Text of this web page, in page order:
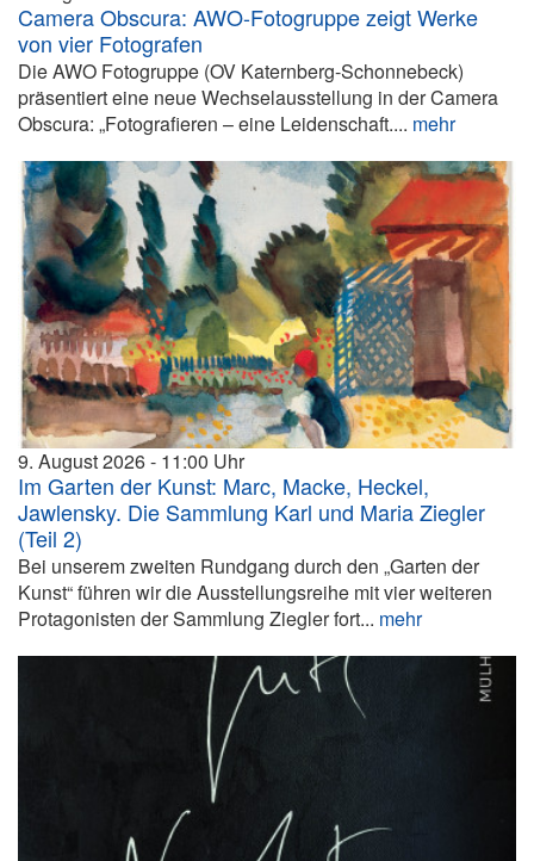
Camera Obscura: AWO-Fotogruppe zeigt Werke
von vier Fotografen
Die AWO Fotogruppe (OV Katernberg-Schonnebeck)
präsentiert eine neue Wechselausstellung in der Camera
Obscura: „Fotografieren – eine Leidenschaft.... mehr
9. August 2026 11:00
Im Garten der Kunst: Marc, Macke, Heckel,
Jawlensky. Die Sammlung Karl und Maria Ziegler
(Teil 2)
Bei unserem zweiten Rundgang durch den „Garten der
Kunst“ führen wir die Ausstellungsreihe mit vier weiteren
Protagonisten der Sammlung Ziegler fort... mehr